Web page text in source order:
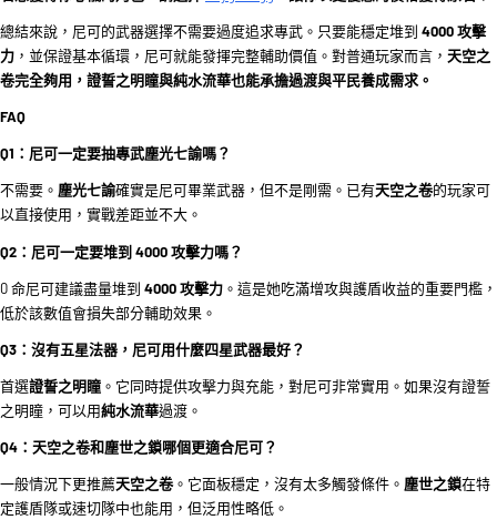
總結來說，尼可的武器選擇不需要過度追求專武。只要能穩定堆到 4000 攻擊
力 ，並保證基本循環，尼可就能發揮完整輔助價值。對普通玩家而言， 天空之
卷完全夠用，證誓之明瞳與純水流華也能承擔過渡與平民養成需求。
FAQ
Q1：尼可一定要抽專武塵光七諭嗎？
不需要。 塵光七諭確實是尼可畢業武器，但不是剛需。已有天空之卷的玩家可
以直接使用，實戰差距並不大。
Q2：尼可一定要堆到 4000 攻擊力嗎？
0 命尼可建議盡量堆到 4000 攻擊力 。這是她吃滿增攻與護盾收益的重要門檻，
低於該數值會損失部分輔助效果。
Q3：沒有五星法器，尼可用什麼四星武器最好？
首選證誓之明瞳 。它同時提供攻擊力與充能，對尼可非常實用。如果沒有證誓
之明瞳，可以用純水流華過渡。
Q4：天空之卷和塵世之鎖哪個更適合尼可？
一般情況下更推薦天空之卷。它面板穩定，沒有太多觸發條件。 塵世之鎖在特
定護盾隊或速切隊中也能用，但泛用性略低。